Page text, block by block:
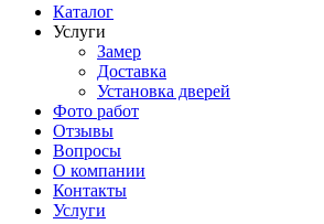
Каталог
Услуги
Замер
Доставка
Установка дверей
Фото работ
Отзывы
Вопросы
О компании
Контакты
Услуги